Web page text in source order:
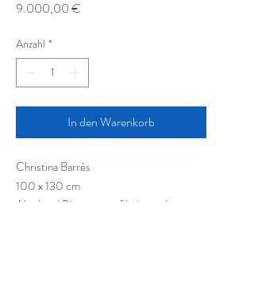
9.000,00 €
Anzahl *
In den Warenkorb
Christina Barrès
100 x 130 cm
Akryl und Pigmente auf Leinwand